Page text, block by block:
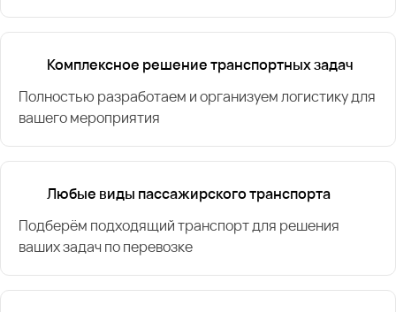
Комплексное решение транспортных задач
Полностью разработаем и организуем логистику для
вашего мероприятия
Любые виды пассажирского транспорта
Подберём подходящий транспорт для решения
ваших задач по перевозке